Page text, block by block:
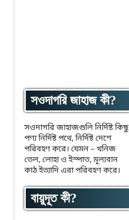
সওদাগরি জাহাজ কী?
সওদাগরি জাহাজগুলি নির্দিষ্ট কিছু
পণ্য নির্দিষ্ট পথে, নির্দিষ্ট দেশে
পরিবহণ করে। যেমন – খনিজ
তেল, লোহা ও ইস্পাত, মূল্যবান
কাঠ ইত্যাদি এরা পরিবহণ করে।
বায়ুদূত কী?